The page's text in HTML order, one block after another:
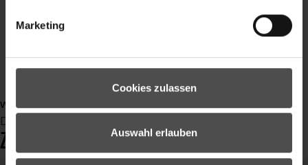
Marketing
Cookies zulassen
Auswahl erlauben
sport
outdoor
weiterlesen ...
Dienstag, 31 Oktober 2023 14:23
ZIENER X GORE-TEX